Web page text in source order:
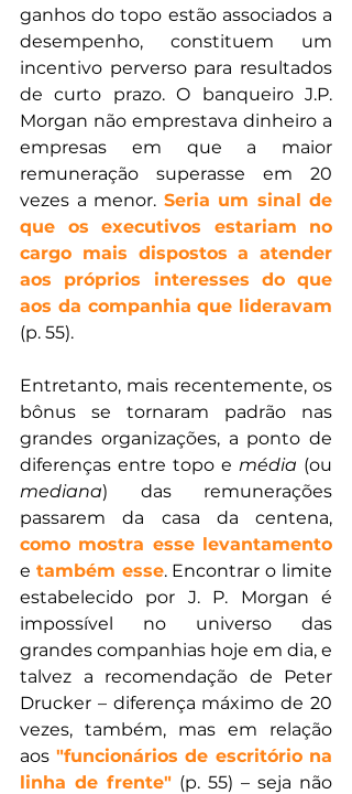
ganhos do topo estão associados a
desempenho, constituem um
incentivo perverso para resultados
de curto prazo. O banqueiro J.P.
Morgan não emprestava dinheiro a
empresas em que a maior
remuneração superasse em 20
vezes a menor. Seria um sinal de
que os executivos estariam no
cargo mais dispostos a atender
aos próprios interesses do que
aos da companhia que lideravam
(p. 55).
Entretanto, mais recentemente, os
bônus se tornaram padrão nas
grandes organizações, a ponto de
diferenças entre topo e média (ou
mediana) das remunerações
como mostra esse levantamento
e também esse. Encontrar o limite
estabelecido por J. P. Morgan é
impossível no universo das
grandes companhias hoje em dia, e
talvez a recomendação de Peter
Drucker – diferença máximo de 20
vezes, também, mas em relação
aos "funcionários de escritório na
linha de frente" (p. 55) – seja não